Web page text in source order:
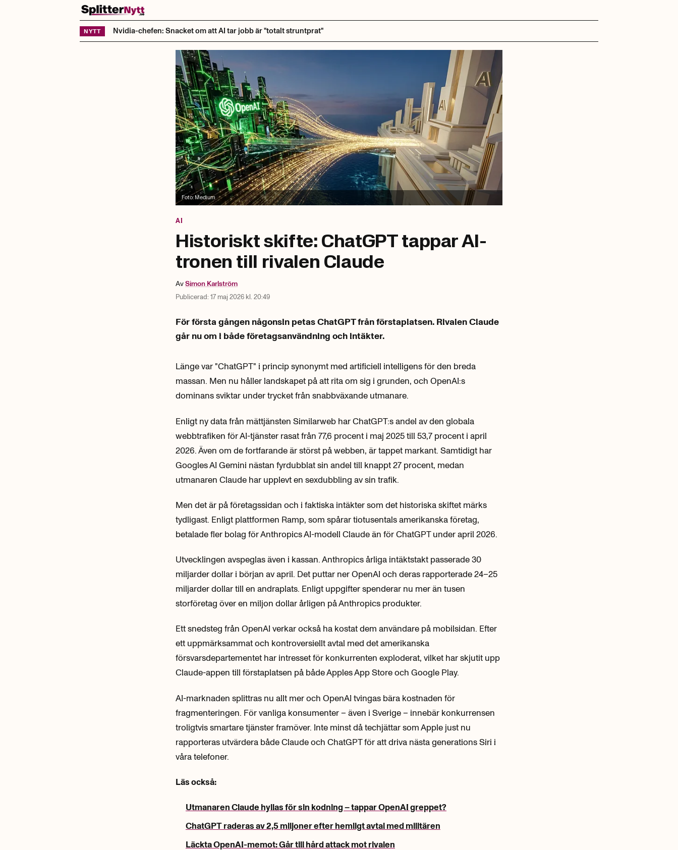
NYTT Nvidia-chefen: Snacket om att AI tar jobb är "totalt struntprat"
Foto: Medium
AI
Historiskt skifte: ChatGPT tappar AI-
tronen till rivalen Claude
AvSimon Karlström
Publicerad: 17 maj 2026 kl. 20:49
För första gången någonsin petas ChatGPT från förstaplatsen. Rivalen Claude
går nu om i både företagsanvändning och intäkter.
Länge var "ChatGPT" i princip synonymt med artificiell intelligens för den breda
massan. Men nu håller landskapet på att rita om sig i grunden, och OpenAI:s
dominans sviktar under trycket från snabbväxande utmanare.
Enligt ny data från mättjänsten Similarweb har ChatGPT:s andel av den globala
webbtrafiken för AI-tjänster rasat från 77,6 procent i maj 2025 till 53,7 procent i april
2026. Även om de fortfarande är störst på webben, är tappet markant. Samtidigt har
Googles AI Gemini nästan fyrdubblat sin andel till knappt 27 procent, medan
utmanaren Claude har upplevt en sexdubbling av sin trafik.
Men det är på företagssidan och i faktiska intäkter som det historiska skiftet märks
tydligast. Enligt plattformen Ramp, som spårar tiotusentals amerikanska företag,
betalade fler bolag för Anthropics AI-modell Claude än för ChatGPT under april 2026.
Utvecklingen avspeglas även i kassan. Anthropics årliga intäktstakt passerade 30
miljarder dollar i början av april. Det puttar ner OpenAI och deras rapporterade 24–25
miljarder dollar till en andraplats. Enligt uppgifter spenderar nu mer än tusen
storföretag över en miljon dollar årligen på Anthropics produkter.
Ett snedsteg från OpenAI verkar också ha kostat dem användare på mobilsidan. Efter
ett uppmärksammat och kontroversiellt avtal med det amerikanska
försvarsdepartementet har intresset för konkurrenten exploderat, vilket har skjutit upp
Claude-appen till förstaplatsen på både Apples App Store och Google Play.
AI-marknaden splittras nu allt mer och OpenAI tvingas bära kostnaden för
fragmenteringen. För vanliga konsumenter – även i Sverige – innebär konkurrensen
troligtvis smartare tjänster framöver. Inte minst då techjättar som Apple just nu
rapporteras utvärdera både Claude och ChatGPT för att driva nästa generations Siri i
våra telefoner.
Läs också:
Utmanaren Claude hyllas för sin kodning – tappar OpenAI greppet?
ChatGPT raderas av 2,5 miljoner efter hemligt avtal med militären
Läckta OpenAI-memot: Går till hård attack mot rivalen